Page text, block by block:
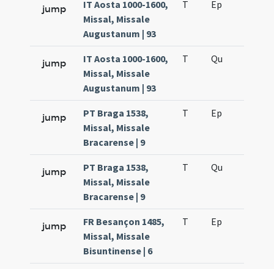
jump
IT Aosta 1000-1600,
Missal, Missale
Augustanum | 93
T Ep
jump
IT Aosta 1000-1600,
Missal, Missale
Augustanum | 93
T Qu
jump
PT Braga 1538,
Missal, Missale
Bracarense | 9
T Ep
jump
PT Braga 1538,
Missal, Missale
Bracarense | 9
T Qu
jump
FR Besançon 1485,
Missal, Missale
Bisuntinense | 6
T Ep